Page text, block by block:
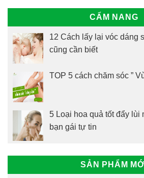
CẨM NANG
12 Cách lấy lại vóc dáng
cũng cần biết
TOP 5 cách chăm sóc ”
5 Loại hoa quả tốt đẩy lùi
bạn gái tự tin
SẢN PHẨM MỚI